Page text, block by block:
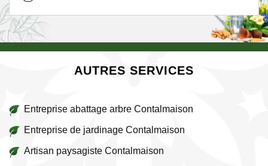
AUTRES SERVICES
Entreprise abattage arbre Contalmaison
Entreprise de jardinage Contalmaison
Artisan paysagiste Contalmaison